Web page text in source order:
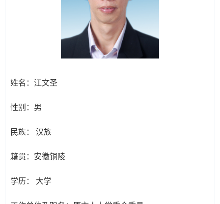
姓名： 江文圣
性别： 男
民族： 汉族
籍贯： 安徽铜陵
学历： 大学